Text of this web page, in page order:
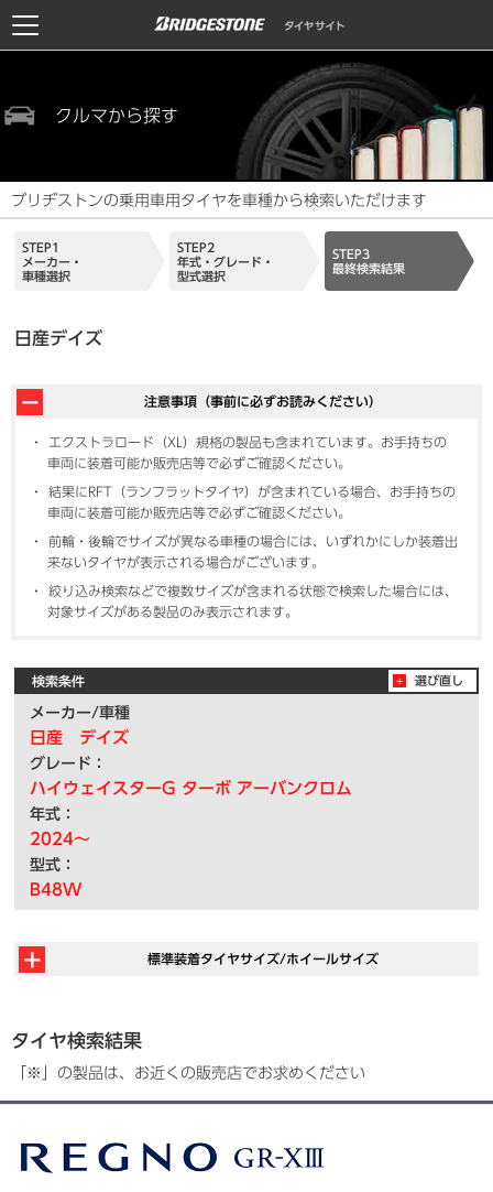
クルマから探す
ブリヂストンの乗用車用タイヤを車種から検索いただけます
STEP1
メーカー・
車種選択
STEP2
年式・グレード・
型式選択
STEP3
最終検索結果
日産デイズ
注意事項（事前に必ずお読みください）
エクストラロード（XL）規格の製品も含まれています。お手持ちの
車両に装着可能か販売店等で必ずご確認ください。
結果にRFT（ランフラットタイヤ）が含まれている場合、お手持ちの
車両に装着可能か販売店等で必ずご確認ください。
前輪・後輪でサイズが異なる車種の場合には、いずれかにしか装着出
来ないタイヤが表示される場合がございます。
絞り込み検索などで複数サイズが含まれる状態で検索した場合には、
対象サイズがある製品のみ表示されます。
検索条件
メーカー/車種
日産 デイズ
グレード：
ハイウェイスターG ターボ アーバンクロム
年式：
2024～
型式：
B48W
選び直し
標準装着タイヤサイズ/ホイールサイズ
タイヤ検索結果
「※」の製品は、お近くの販売店でお求めください